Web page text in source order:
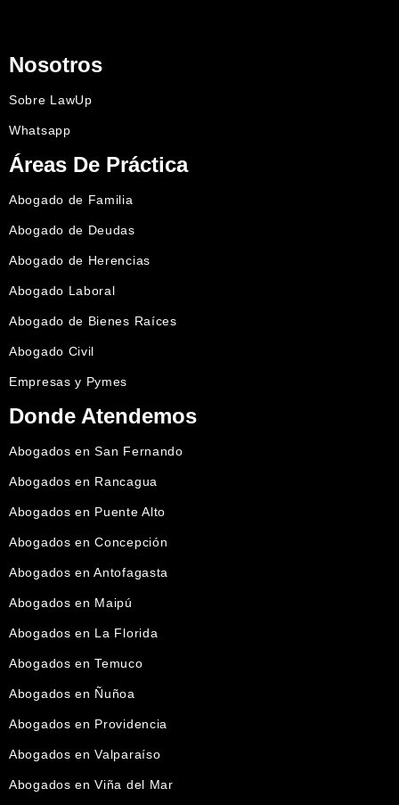
Nosotros
Sobre LawUp
Whatsapp
Áreas De Práctica
Abogado de Familia
Abogado de Deudas
Abogado de Herencias
Abogado Laboral
Abogado de Bienes Raíces
Abogado Civil
Empresas y Pymes
Donde Atendemos
Abogados en San Fernando
Abogados en Rancagua
Abogados en Puente Alto
Abogados en Concepción
Abogados en Antofagasta
Abogados en Maipú
Abogados en La Florida
Abogados en Temuco
Abogados en Ñuñoa
Abogados en Providencia
Abogados en Valparaíso
Abogados en Viña del Mar